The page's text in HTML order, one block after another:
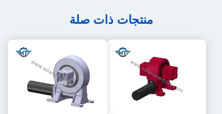
منتجات ذات صلة